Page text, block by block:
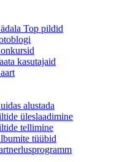
Top pildid
kasutajaid
alustada
üleslaadimine
tellimine
tüübid